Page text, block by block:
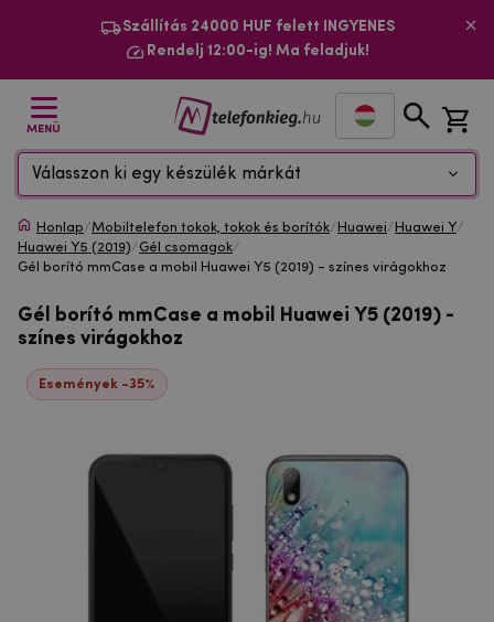
Szállítás 24000 HUF felett INGYENES
Rendelj 12:00-ig! Ma feladjuk!
MENÜ
Válasszon ki egy készülék márkát
Honlap/Mobiltelefon tokok, tokok és borítók/ Huawei/ Huawei Y/
Huawei Y5 (2019)/Gél csomagok/
Gél borító mmCase a mobil Huawei Y5 (2019) - színes virágokhoz
Gél borító mmCase a mobil Huawei Y5 (2019) -
színes virágokhoz
Események -35%